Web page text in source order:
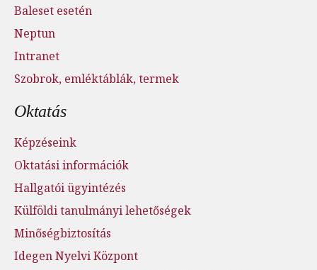
Baleset esetén
Neptun
Intranet
Szobrok, emléktáblák, termek
Oktatás
Képzéseink
Oktatási információk
Hallgatói ügyintézés
Külföldi tanulmányi lehetőségek
Minőségbiztosítás
Idegen Nyelvi Központ